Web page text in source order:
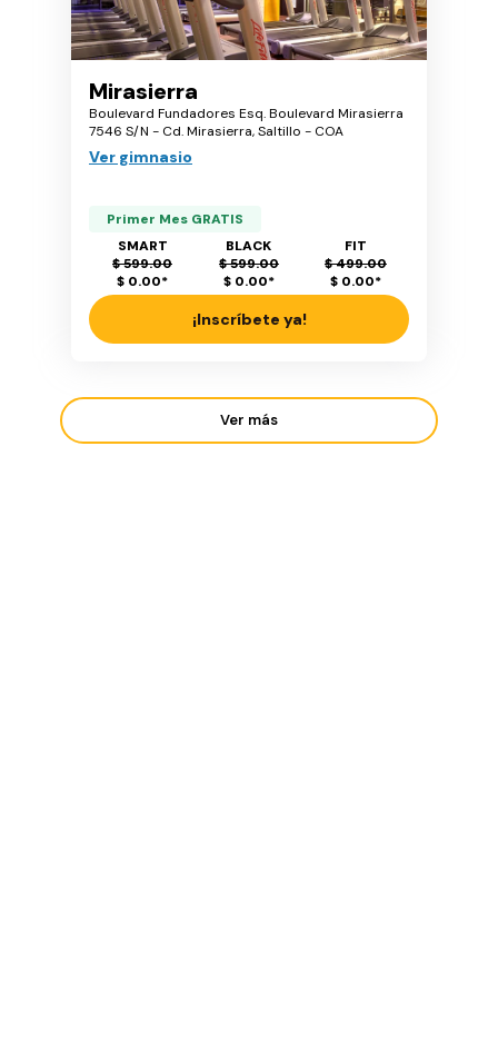
Mirasierra
Boulevard Fundadores Esq. Boulevard Mirasierra
7546 S/N - Cd. Mirasierra, Saltillo - COA
Ver gimnasio
Primer Mes GRATIS
SMART
$ 599.00
$ 0.00*
BLACK
$ 599.00
$ 0.00*
FIT
$ 499.00
$ 0.00*
¡Inscríbete ya!
Ver más